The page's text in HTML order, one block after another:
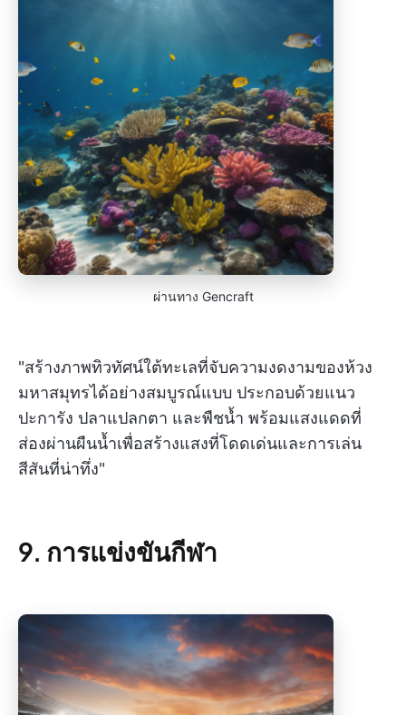
ผ่านทาง Gencraft
"สร้างภาพทิวทัศน์ใต้ทะเลที่จับความงดงามของห้วง
มหาสมุทรได้อย่างสมบูรณ์แบบ ประกอบด้วยแนว
ปะการัง ปลาแปลกตา และพืชน้ำ พร้อมแสงแดดที่
ส่องผ่านผืนน้ำเพื่อสร้างแสงที่โดดเด่นและการเล่น
สีสันที่น่าทึ่ง"
9. การแข่งขันกีฬา